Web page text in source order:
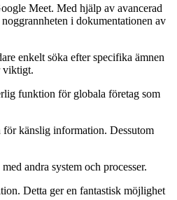
Meet. Med hjälp av avancerad
i dokumentationen av
enkelt söka efter specifika ämnen
viktigt.
funktion för globala företag som
för känslig information. Dessutom
andra system och processer.
Detta ger en fantastisk möjlighet